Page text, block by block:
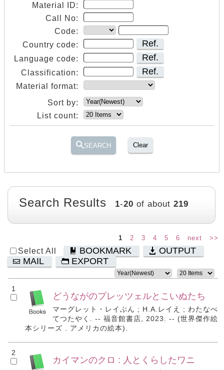
Material ID:
Call No:
Code:
Country code:
Ref.
Language code: Ref.
Classification: Ref.
Material format:
Sort by:
List count:
SEARCH Clear
Search Results 1-20 of about 219
1 2 3 4 5 6 next >>
Select All BOOKMARK
OUTPUT
MAIL
EXPORT
1
どうながのプレッツェルとこいぬたち
マーグレット・レイぶん ; H.A.レイえ ; わたなべ
てつたやく. -- 福音館書店, 2023. -- (世界傑作絵
本シリーズ . アメリカの絵本).
2
カイマンのクロ : 人とくらしたワニ